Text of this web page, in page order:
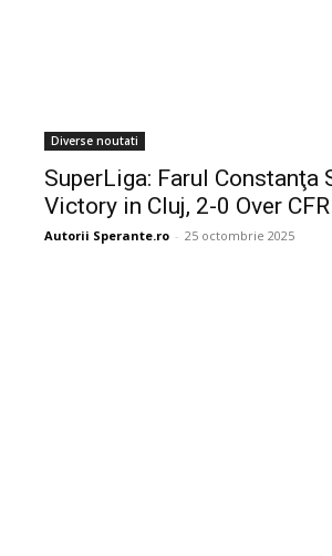
Diverse noutati
SuperLiga: Farul Constanţa
Victory in Cluj, 2-0 Over CFR
Autorii Sperante.ro - 25 octombrie 2025